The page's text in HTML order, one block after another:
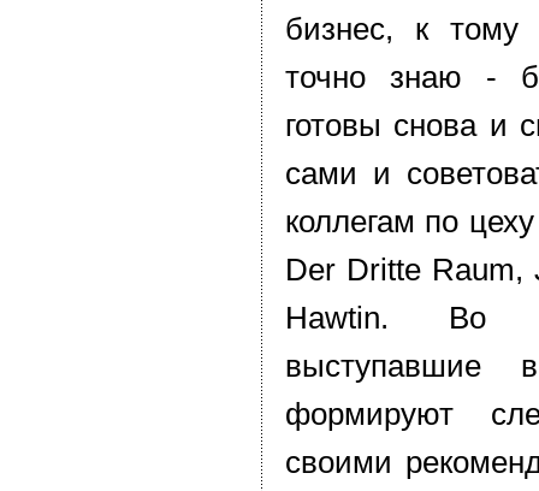
бизнес, к
точно знаю -
готовы снова и
сами и
коллегам по
Der Dritte Raum,
Hawtin. Во
выступавшие
формируют
своими